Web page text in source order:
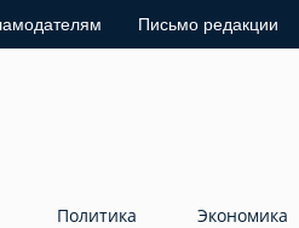
Письмо редакции
Политика Экономика